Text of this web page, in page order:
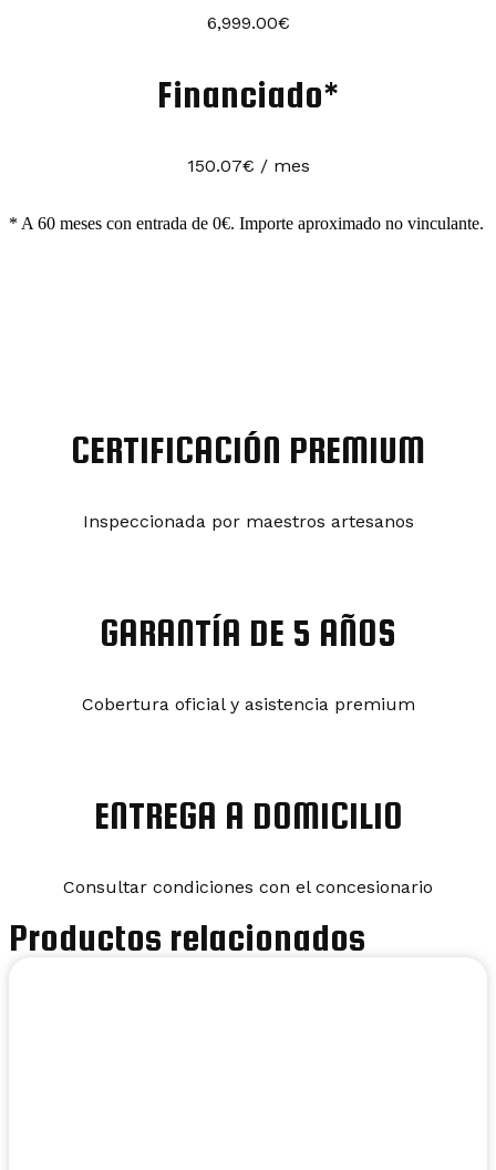
6,999.00€
Financiado*
150.07€ / mes
* A 60 meses con entrada de 0€. Importe aproximado no vinculante.
CERTIFICACIÓN PREMIUM
Inspeccionada por maestros artesanos
GARANTÍA DE 5 AÑOS
Cobertura oficial y asistencia premium
ENTREGA A DOMICILIO
Consultar condiciones con el concesionario
Productos relacionados